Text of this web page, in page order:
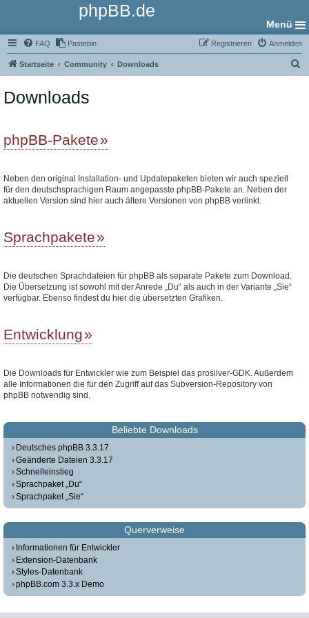
phpBB.de
Menü
FAQ Pastebin Anmelden
Registrieren
Startseite Community Downloads
Downloads
phpBB-Pakete
Neben den original Installation- und Updatepaketen bieten wir auch speziell
für den deutschsprachigen Raum angepasste phpBB-Pakete an. Neben der
aktuellen Version sind hier auch ältere Versionen von phpBB verlinkt.
Sprachpakete
Die deutschen Sprachdateien für phpBB als separate Pakete zum Download.
Die Übersetzung ist sowohl mit der Anrede „Du“ als auch in der Variante „Sie“
verfügbar. Ebenso findest du hier die übersetzten Grafiken.
Entwicklung
Die Downloads für Entwickler wie zum Beispiel das prosilver-GDK. Außerdem
alle Informationen die für den Zugriff auf das Subversion-Repository von
phpBB notwendig sind.
Beliebte Downloads
Deutsches phpBB 3.3.17
Geänderte Dateien 3.3.17
Schnelleinstieg
Sprachpaket „Du“
Sprachpaket „Sie“
Querverweise
Informationen für Entwickler
Extension-Datenbank
Styles-Datenbank
phpBB.com 3.3.x Demo